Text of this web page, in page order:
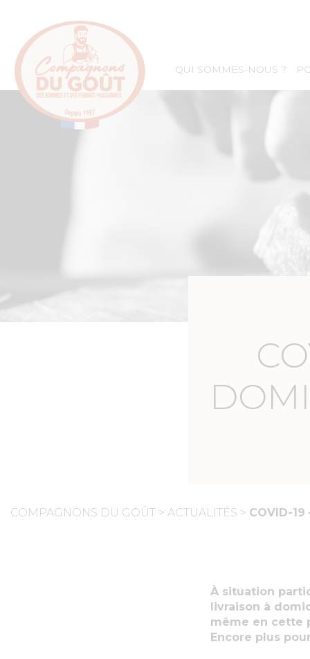
QUI SOMMES-NOUS ?
COMPAGNONS DU GOÛT > ACTUALITÉS > COVID-19
À situation
livraison à
même en cette
Encore plus